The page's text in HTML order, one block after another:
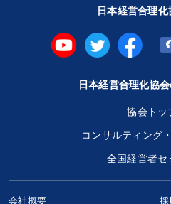
日本経営合理化
日本経営合理化協
協会トッ
コンサルティング
全国経営者セ
会社概要 採